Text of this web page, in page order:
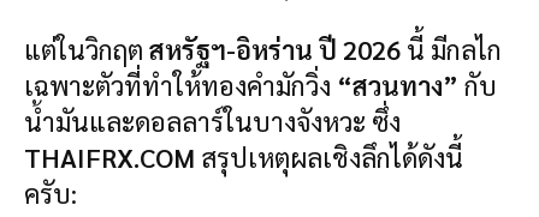
แต่ในวิกฤต สหรัฐฯ-อิหร่าน ปี 2026 นี้ มีกลไก
เฉพาะตัวที่ทำให้ทองคำมักวิ่ง “สวนทาง” กับ
น้ำมันและดอลลาร์ในบางจังหวะ ซึ่ง
THAIFRX.COM สรุปเหตุผลเชิงลึกได้ดังนี้
ครับ: